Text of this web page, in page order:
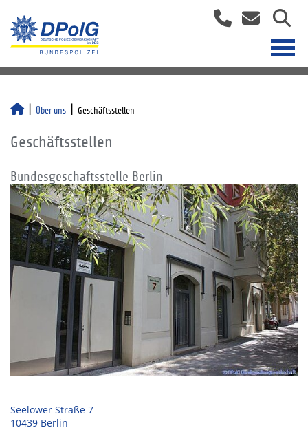
Über uns Geschäftsstellen
Geschäftsstellen
Bundesgeschäftsstelle Berlin
Seelower Straße 7
10439 Berlin